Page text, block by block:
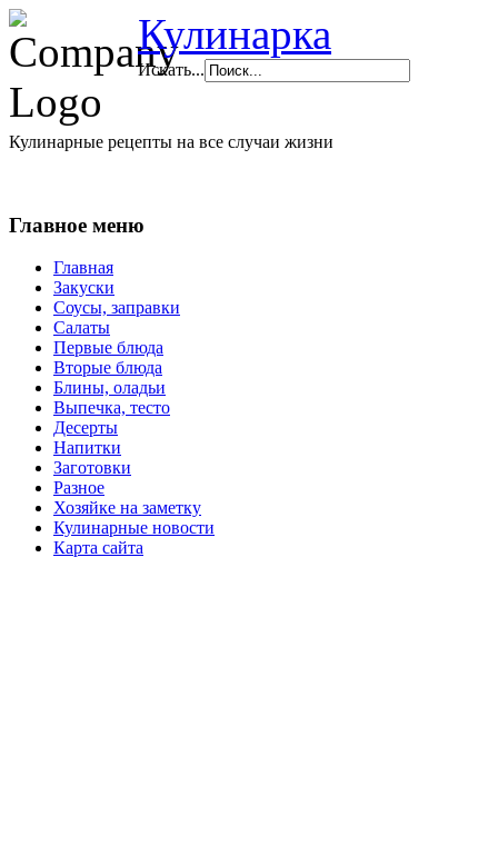
Кулинарка
Искать...
Кулинарные рецепты на все случаи жизни
Главное меню
Главная
Закуски
Соусы, заправки
Салаты
Первые блюда
Вторые блюда
Блины, оладьи
Выпечка, тесто
Десерты
Напитки
Заготовки
Разное
Хозяйке на заметку
Кулинарные новости
Карта сайта